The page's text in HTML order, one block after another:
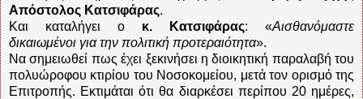
Απόστολος Κατσιφάρας.
Και καταλήγει ο κ. Κατσιφάρας: «Αισθανόμαστε
δικαιωμένοι για την πολιτική προτεραιότητα».
Να σημειωθεί πως έχει ξεκινήσει η διοικητική παραλαβή του
πολυώροφου κτιρίου του Νοσοκομείου, μετά τον ορισμό της
Επιτροπής. Εκτιμάται ότι θα διαρκέσει περίπου 20 ημέρες,